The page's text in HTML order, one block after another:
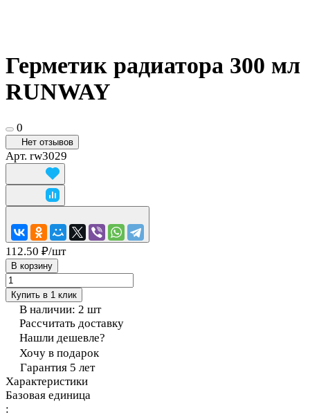
Герметик радиатора 300 мл
RUNWAY
0
Нет отзывов
Арт. rw3029
112.50 ₽/шт
В корзину
Купить в 1 клик
В наличии: 2 шт
Рассчитать доставку
Нашли дешевле?
Хочу в подарок
Гарантия 5 лет
Характеристики
Базовая единица
: